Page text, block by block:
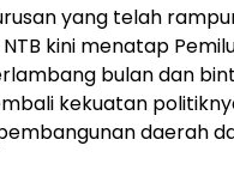
yang telah
kini menatap
bulan dan
kekuatan
daerah